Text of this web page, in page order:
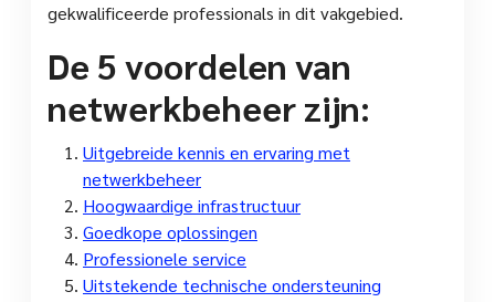
gekwalificeerde professionals in dit vakgebied.
De 5 voordelen van
netwerkbeheer zijn:
Uitgebreide kennis en ervaring met
netwerkbeheer
Hoogwaardige infrastructuur
Goedkope oplossingen
Professionele service
Uitstekende technische ondersteuning